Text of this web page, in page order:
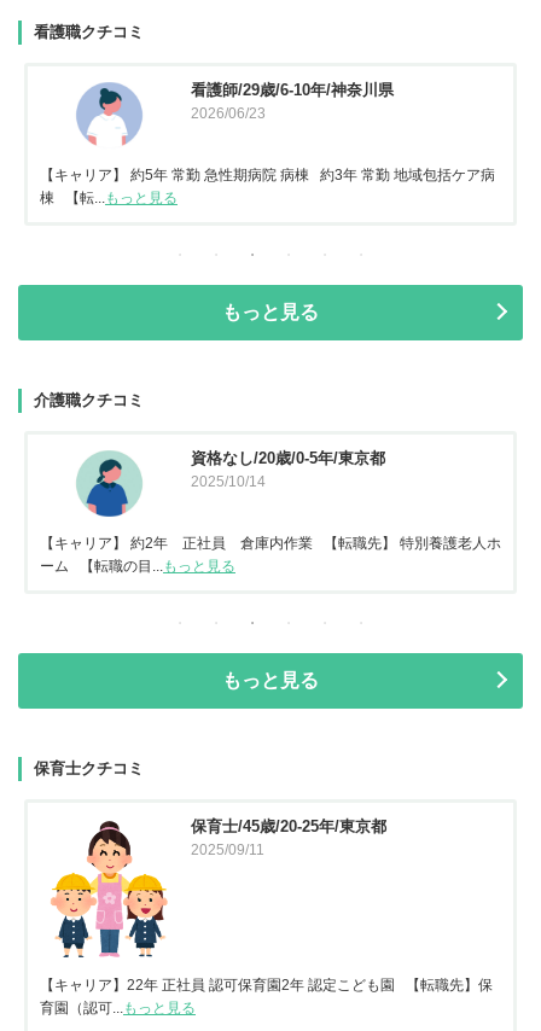
看護職クチコミ
看護師/29歳/6-10年/神奈川県
2026/06/23
【キャリア】 約5年 常勤 急性期病院 病棟 約3年 常勤 地域包括ケア病
棟 【転...もっと見る
もっと見る
介護職クチコミ
資格なし/20歳/0-5年/東京都
2025/10/14
【キャリア】 約2年 正社員 倉庫内作業 【転職先】 特別養護老人ホ
ーム 【転職の目...
もっと見る
もっと見る
保育士クチコミ
保育士/45歳/20-25年/東京都
2025/09/11
【キャリア】22年 正社員 認可保育園2年 認定こども園 【転職先】保
育園（認可...もっと見る